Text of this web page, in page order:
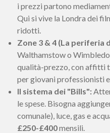
i prezzi partono
Qui si vive la Londra dei
ridotti.
Zone 3 & 4 (La periferia
Walthamstow o
qualità-prezzo, con affitti
per giovani professionisti
Il sistema dei "Bills":
le spese. Bisogna
comunale), luce, gas e
£250-£400mensili.